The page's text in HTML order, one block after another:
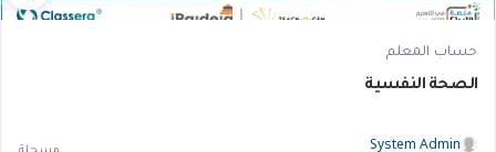
حساب المعلم
الصحة النفسية
System Admin مسجلة